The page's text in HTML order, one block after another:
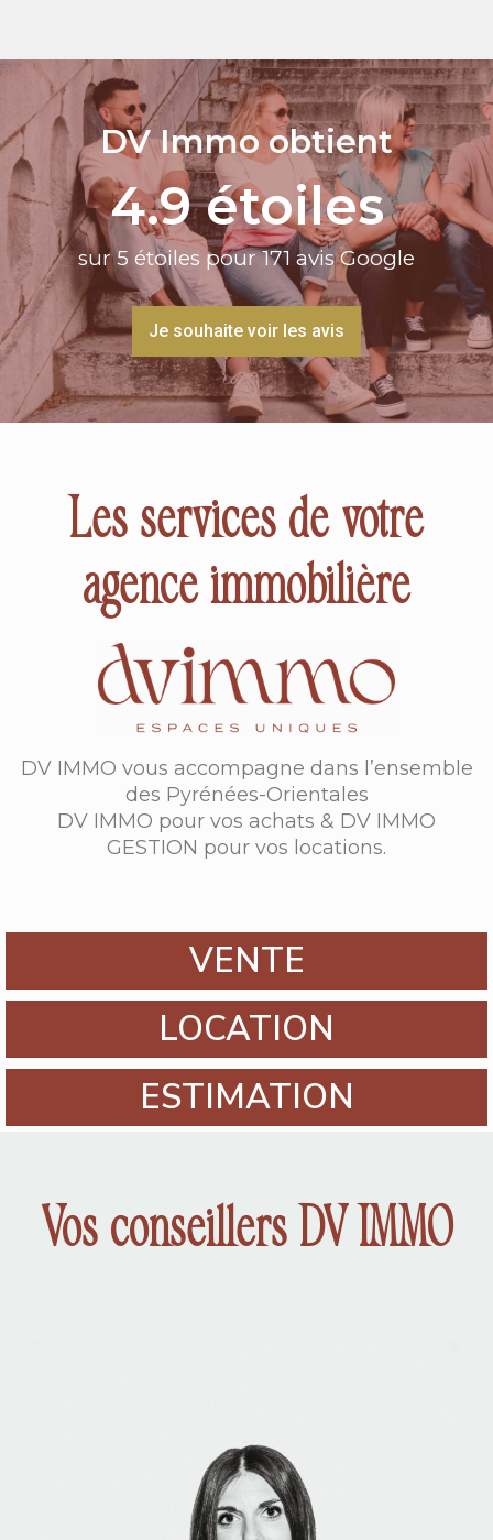
DV Immo obtient
sur 5 étoiles pour 171 avis Google
4.9 étoiles
Je souhaite voir les avis
Les services de votre
agence immobilière
DV IMMO vous accompagne dans l’ensemble
des Pyrénées-Orientales
DV IMMO pour vos achats & DV IMMO
GESTION pour vos locations.
VENTE
LOCATION
ESTIMATION
Vos conseillers DV IMMO